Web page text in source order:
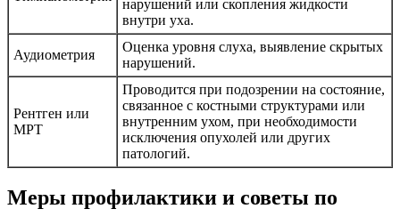
нарушений или скопления жидкости
внутри уха.
Аудиометрия
Оценка уровня слуха, выявление скрытых
нарушений.
Рентген или
МРТ
Проводится при подозрении на состояние,
связанное с костными структурами или
внутренним ухом, при необходимости
исключения опухолей или других
патологий.
Меры профилактики и советы по